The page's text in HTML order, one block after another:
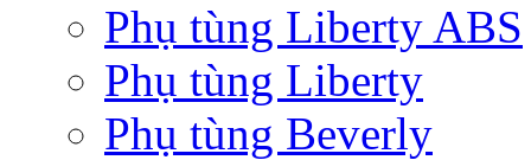
Phụ tùng Liberty ABS
Phụ tùng Liberty
Phụ tùng Beverly